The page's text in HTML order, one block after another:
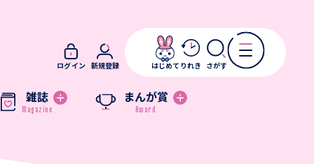
雑誌 まんが賞
ログイン 新規登録 はじめて りれき さがす